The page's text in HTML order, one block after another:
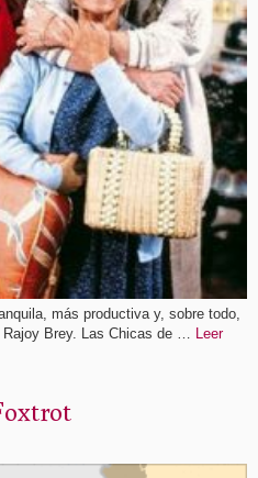
más productiva y, sobre todo,
Rajoy Brey. Las Chicas de … Leer